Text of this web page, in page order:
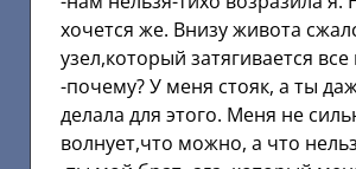
хочется же. Внизу живота
узел,который затягивается все
-почему? У меня стояк, а ты
делала для этого. Меня не
волнует,что можно, а что